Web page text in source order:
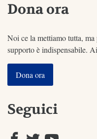
Dona ora
Noi ce la mettiamo tutta,
supporto è indispensabile.
Dona ora
Seguici